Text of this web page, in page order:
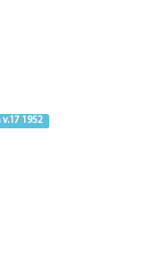
v.17 1952